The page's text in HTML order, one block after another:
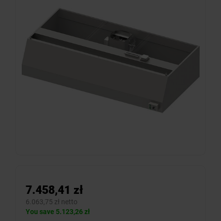
7.458,41 zł
6.063,75 zł netto
You save 5.123,26 zł